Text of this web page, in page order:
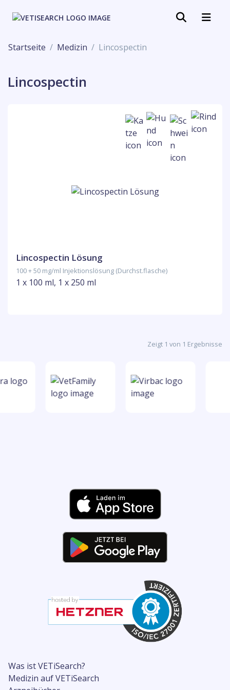
Startseite Medizin Lincospectin
Lincospectin
Lincospectin Lösung
100 + 50 mg/ml Injektionslösung (Durchst.flasche)
1 x 100 ml, 1 x 250 ml
Zeigt 1 von 1 Ergebnisse
Was ist VETiSearch?
Medizin auf VETiSearch